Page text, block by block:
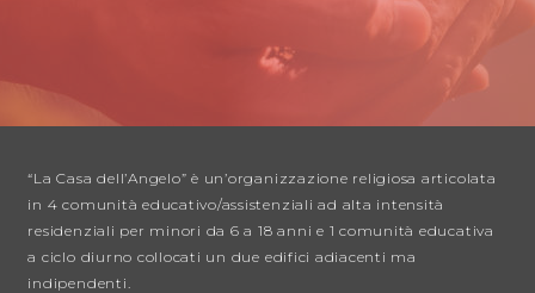
“La Casa dell’Angelo” è un’organizzazione religiosa articolata
in 4 comunità educativo/assistenziali ad alta intensità
residenziali per minori da 6 a 18 anni e 1 comunità educativa
a ciclo diurno collocati un due edifici adiacenti ma
indipendenti.